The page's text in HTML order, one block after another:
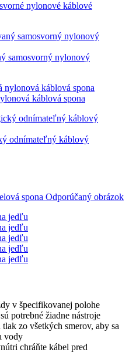
nylonové káblové
samosvorný nylonový
káblová spona
odnímateľný káblový
v špecifikovanej polohe
potrebné žiadne nástroje
zo všetkých smerov, aby sa
vody
chráňte kábel pred